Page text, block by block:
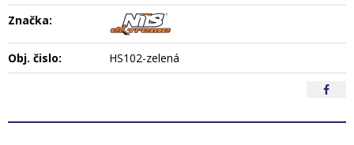
Značka:
Obj. čislo: HS102-zelená